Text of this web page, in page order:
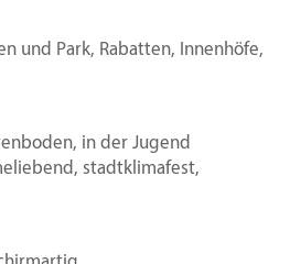
und Park, Rabatten, Innenhöfe,
in der Jugend
stadtklimafest,